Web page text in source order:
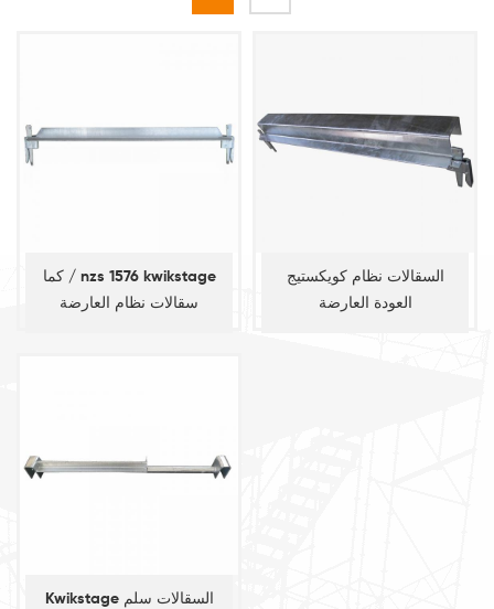
كما / nzs 1576 kwikstage
سقالات نظام العارضة
السقالات نظام كويكستيج
العودة العارضة
Kwikstage السقالات سلم